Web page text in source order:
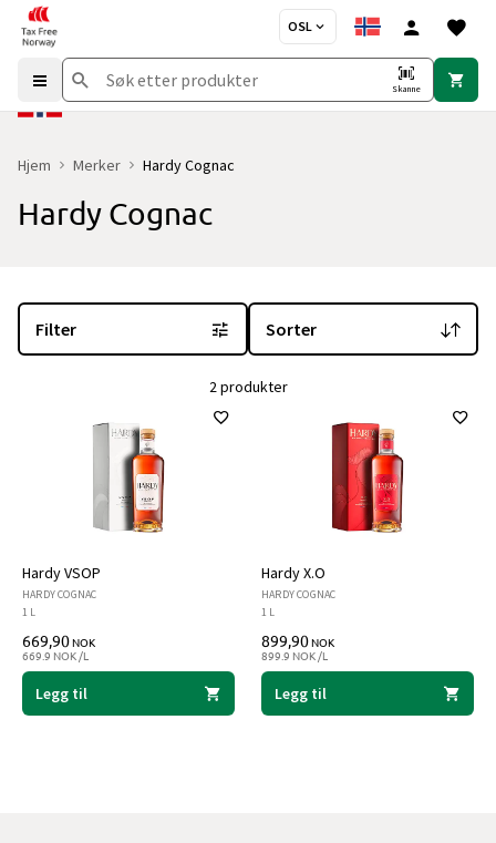
OSL
Skanne
Hjem Merker Hardy Cognac
Hardy Cognac
Filter Sorter
2 produkter
Hardy VSOP
HARDY COGNAC
1 L
669,90NOK
669.9 NOK /L
Legg til
Hardy X.O
HARDY COGNAC
1 L
899,90NOK
899.9 NOK /L
Legg til